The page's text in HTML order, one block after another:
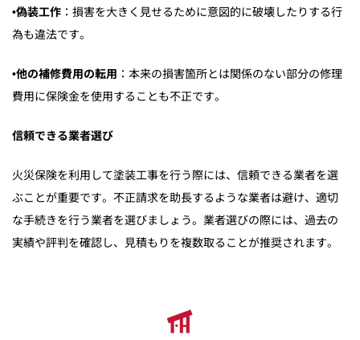
•偽装工作 ：損害を大きく見せるために意図的に破壊したりする行
為も違法です。
•他の補修費用の転用 ：本来の損害箇所とは関係のない部分の修理
費用に保険金を使用することも不正です。
信頼できる業者選び
火災保険を利用して塗装工事を行う際には、信頼できる業者を選
ぶことが重要です。不正請求を助長するような業者は避け、適切
な手続きを行う業者を選びましょう。業者選びの際には、過去の
実績や評判を確認し、見積もりを複数取ることが推奨されます。